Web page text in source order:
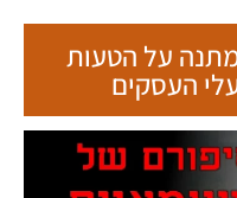
על הטעות